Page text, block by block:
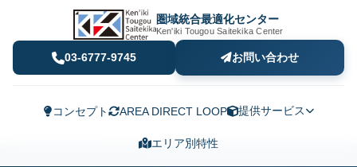
圏域統合最適化センター
Ken'iki Tougou Saitekika Center
03-6777-9745 お問い合わせ
コンセプト AREA DIRECT LOOP 提供サービス
エリア別特性